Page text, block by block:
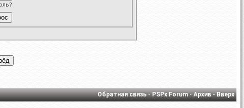
Обратная связь-PSPx Forum-Архив-Вверх